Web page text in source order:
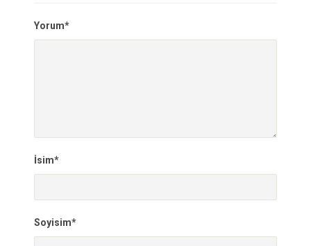
Yorum*
İsim*
Soyisim*